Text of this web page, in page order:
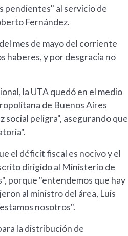
pendientes" al servicio de
Fernández.
mes de mayo del corriente
haberes, y por desgracia no
la UTA quedó en el medio
de Buenos Aires
social peligra", asegurando que
el déficit fiscal es nocivo y el
dirigido al Ministerio de
porque "entendemos que hay
al ministro del área, Luis
nosotros".
la distribución de